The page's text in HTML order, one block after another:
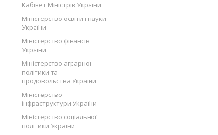
Кабінет Міністрів України
Міністерство освіти і науки
України
Міністерство фінансів
України
Міністерство аграрної
політики та
продовольства України
Міністерство
інфраструктури України
Міністерство соціальної
політики України